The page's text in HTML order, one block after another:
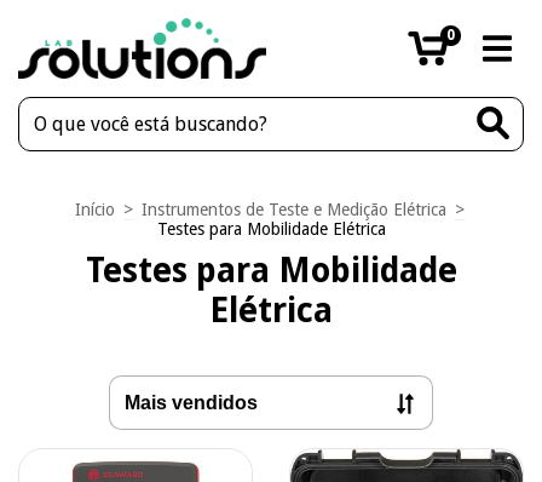
0
Início > Instrumentos de Teste e Medição Elétrica >
Testes para Mobilidade Elétrica
Testes para Mobilidade
Elétrica